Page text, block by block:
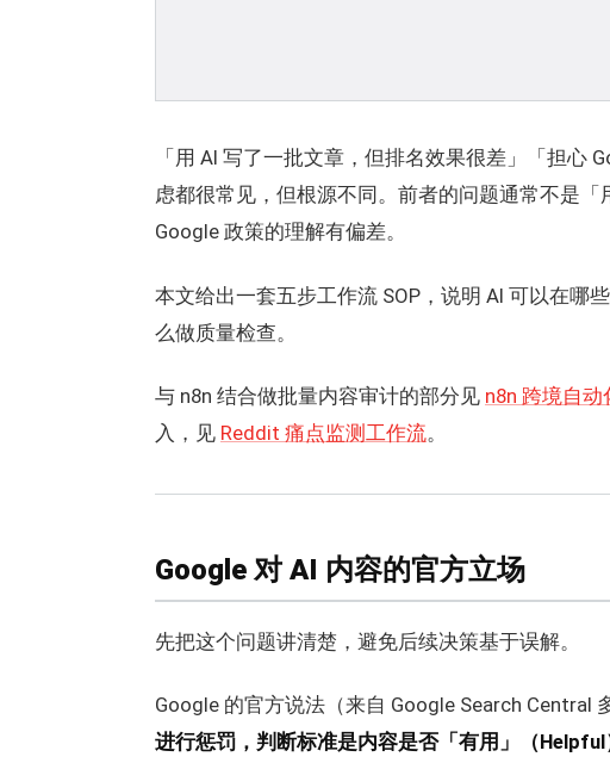
「用 AI 写了一批文章，但排名效果很差」「担
虑都很常见，但根源不同。前者的问题通常不是
Google 政策的理解有偏差。
本文给出一套五步工作流 SOP，说明 AI 可以在哪
么做质量检查。
与 n8n 结合做批量内容审计的部分见 n8n 跨境自动
入，见 Reddit 痛点监测工作流。
Google 对 AI 内容的官方立场
先把这个问题讲清楚，避免后续决策基于误解。
Google 的官方说法（来自 Google Search Central
进行惩罚，判断标准是内容是否「有用」（